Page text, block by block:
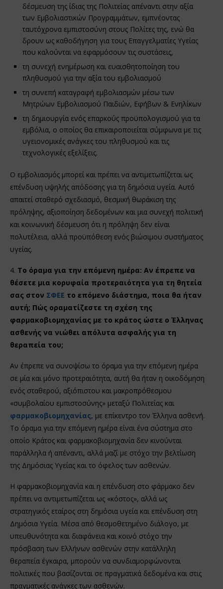
δέσμευση της ίδιας της Πολιτείας απέναντι στην αξία
των Εμβολιαστικών Προγραμμάτων, εμπνέοντας
ταυτόχρονα εμπιστοσύνη στους Πολίτες της, ενώ θα
δρουν ως καθοδήγηση για τους Επαγγελματίες Υγείας
που καλούνται να εφαρμόσουν τις συστάσεις,
τη συνεχή ενημέρωση και ευαισθητοποίηση του
πληθυσμού για την αξία του εμβολιασμού
τη συνεπή καταγραφή εμβολιασμών μέσω των
Μητρώων Εμβολιασμού Παιδιών, Εφήβων & Ενηλίκων
τη δημιουργία ενός επαρκούς προϋπολογισμού για τα
εμβόλια, ο οποίος θα επικαιροποιείται σύμφωνα με τις
υγειονομικές ανάγκες του πληθυσμού και τις
τεχνολογικές εξελίξεις.
Ο εμβολιασμός μπορεί και πρέπει να αντιμετωπίζεται ως
επένδυση υψηλής απόδοσης για τη δημόσια υγεία. Αυτό
απαιτεί σταθερό σχεδιασμό, θεσμική θωράκιση της
πρόληψης, αξιοποίηση δεδομένων και μια συνεχή πολιτική
και κοινωνική δέσμευση ότι η πρόληψη δεν είναι
πολυτέλεια, αλλά προϋπόθεση ενός βιώσιμου συστήματος
υγείας.
4. Το όραμα για την επόμενη ημέρα: Αν έπρεπε να
θέσετε μια κορυφαία προτεραιότητα για τη θητεία
σας στον ΣΦΕΕ το επόμενο διάστημα, ποια θα ήταν
αυτή; Πώς οραματίζεστε τη σχέση της
φαρμακοβιομηχανίας με το κράτος ώστε ο Έλληνας
ασθενής να νιώθει απόλυτα ασφαλής για τη
θεραπεία του;
Αν έπρεπε να συνοψίσω το όραμα για την επόμενη ημέρα
σε μία και μόνο προτεραιότητα, αυτή θα ήταν η οικοδόμηση
ενός σταθερού, αξιόπιστου και μακροπρόθεσμου
«συμβολαίου εμπιστοσύνης» μεταξύ Πολιτείας και
φαρμακοβιομηχανίας, με επίκεντρο τον Έλληνα ασθενή.
Το όραμα για την επόμενη ημέρα είναι ένα σύστημα στο
οποίο Κράτος και φαρμακοβιομηχανία δεν κινούνται
παράλληλα ή απέναντι, αλλά μαζί με στόχο την βελτίωση
της Δημόσιας Υγείας και το όφελος των ασθενών.
Η φαρμακοβιομηχανία και η επένδυση στο φάρμακο δεν
πρέπει να αντιμετωπίζεται ως «κόστος», αλλά ως
στρατηγικός εταίρος στη δημόσια υγεία και επένδυση στη
Δημόσια Υγεία. Μέσα από θεσμοθετημένο διάλογο, με
υπευθυνότητα και διαφάνεια και κοινό στόχο την
πρόσβαση των Ελλήνων ασθενών στην κατάλληλη
θεραπεία έγκαιρα, μπορούν να συνδιαμορφώνονται
πολιτικές που βασίζονται σε πραγματικά δεδομένα και στις
πραγματικές ανάγκες των ασθενών.